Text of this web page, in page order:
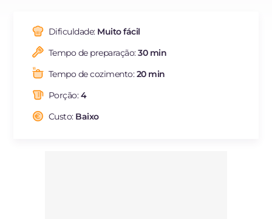
ES
FR
NL
Dificuldade: Muito fácil
Tempo de preparação:30 min
Tempo de cozimento:20 min
Porção:4
Custo: Baixo